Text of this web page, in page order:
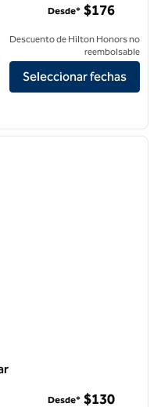
Del Mar
Desde* $176
Descuento de Hilton Honors no
reembolsable
Seleccionar fechas
Desde* $130